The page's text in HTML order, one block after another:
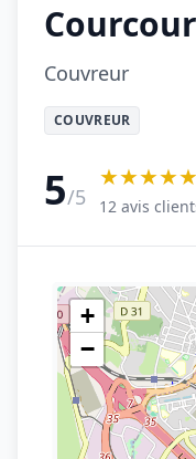
Couvreur
COUVREUR
5/5
★★★★★
12 avis
+
−